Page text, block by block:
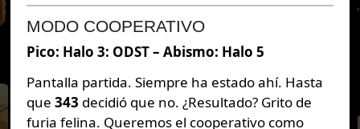
MODO COOPERATIVO
Pico: Halo 3: ODST – Abismo: Halo 5
Pantalla partida. Siempre ha estado ahí. Hasta
que 343 decidió que no. ¿Resultado? Grito de
furia felina. Queremos el cooperativo como